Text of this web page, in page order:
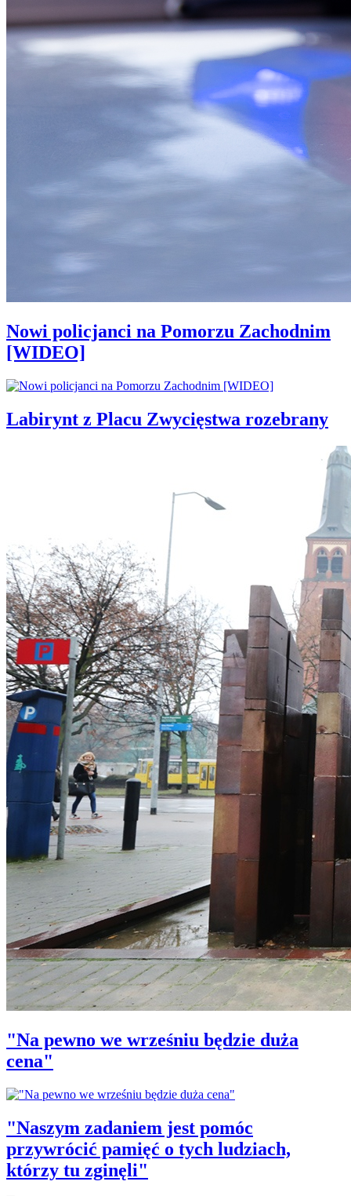
Nowi policjanci na Pomorzu Zachodnim
[WIDEO]
Labirynt z Placu Zwycięstwa rozebrany
"Na pewno we wrześniu będzie duża
cena"
"Naszym zadaniem jest pomóc
przywrócić pamięć o tych ludziach,
którzy tu zginęli"